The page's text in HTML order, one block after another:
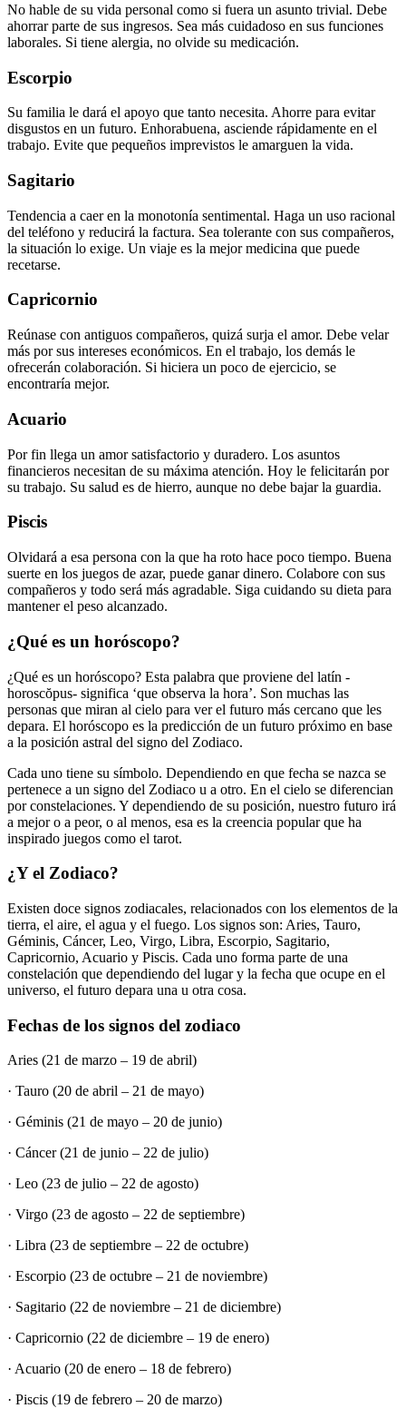
No hable de su vida personal como si fuera un asunto trivial. Debe
ahorrar parte de sus ingresos. Sea más cuidadoso en sus funciones
laborales. Si tiene alergia, no olvide su medicación.
Escorpio
Su familia le dará el apoyo que tanto necesita. Ahorre para evitar
disgustos en un futuro. Enhorabuena, asciende rápidamente en el
trabajo. Evite que pequeños imprevistos le amarguen la vida.
Sagitario
Tendencia a caer en la monotonía sentimental. Haga un uso racional
del teléfono y reducirá la factura. Sea tolerante con sus compañeros,
la situación lo exige. Un viaje es la mejor medicina que puede
recetarse.
Capricornio
Reúnase con antiguos compañeros, quizá surja el amor. Debe velar
más por sus intereses económicos. En el trabajo, los demás le
ofrecerán colaboración. Si hiciera un poco de ejercicio, se
encontraría mejor.
Acuario
Por fin llega un amor satisfactorio y duradero. Los asuntos
financieros necesitan de su máxima atención. Hoy le felicitarán por
su trabajo. Su salud es de hierro, aunque no debe bajar la guardia.
Piscis
Olvidará a esa persona con la que ha roto hace poco tiempo. Buena
suerte en los juegos de azar, puede ganar dinero. Colabore con sus
compañeros y todo será más agradable. Siga cuidando su dieta para
mantener el peso alcanzado.
¿Qué es un horóscopo?
¿Qué es un horóscopo? Esta palabra que proviene del latín -
horoscŏpus- significa ‘que observa la hora’. Son muchas las
personas que miran al cielo para ver el futuro más cercano que les
depara. El horóscopo es la predicción de un futuro próximo en base
a la posición astral del signo del Zodiaco.
Cada uno tiene su símbolo. Dependiendo en que fecha se nazca se
pertenece a un signo del Zodiaco u a otro. En el cielo se diferencian
por constelaciones. Y dependiendo de su posición, nuestro futuro irá
a mejor o a peor, o al menos, esa es la creencia popular que ha
inspirado juegos como el tarot.
¿Y el Zodiaco?
Existen doce signos zodiacales, relacionados con los elementos de la
tierra, el aire, el agua y el fuego. Los signos son: Aries, Tauro,
Géminis, Cáncer, Leo, Virgo, Libra, Escorpio, Sagitario,
Capricornio, Acuario y Piscis. Cada uno forma parte de una
constelación que dependiendo del lugar y la fecha que ocupe en el
universo, el futuro depara una u otra cosa.
Fechas de los signos del zodiaco
Aries (21 de marzo – 19 de abril)
· Tauro (20 de abril – 21 de mayo)
· Géminis (21 de mayo – 20 de junio)
· Cáncer (21 de junio – 22 de julio)
· Leo (23 de julio – 22 de agosto)
· Virgo (23 de agosto – 22 de septiembre)
· Libra (23 de septiembre – 22 de octubre)
· Escorpio (23 de octubre – 21 de noviembre)
· Sagitario (22 de noviembre – 21 de diciembre)
· Capricornio (22 de diciembre – 19 de enero)
· Acuario (20 de enero – 18 de febrero)
· Piscis (19 de febrero – 20 de marzo)